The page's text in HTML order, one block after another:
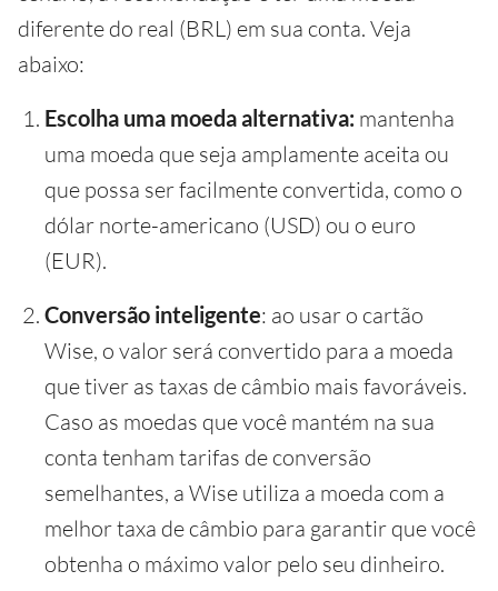
diferente do real (BRL) em sua conta. Veja
abaixo:
Escolha uma moeda alternativa: mantenha
uma moeda que seja amplamente aceita ou
que possa ser facilmente convertida, como o
dólar norte-americano (USD) ou o euro
(EUR).
Conversão inteligente: ao usar o cartão
Wise, o valor será convertido para a moeda
que tiver as taxas de câmbio mais favoráveis.
Caso as moedas que você mantém na sua
conta tenham tarifas de conversão
semelhantes, a Wise utiliza a moeda com a
melhor taxa de câmbio para garantir que você
obtenha o máximo valor pelo seu dinheiro.